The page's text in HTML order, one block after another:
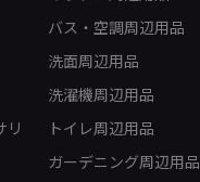
リ
バス・空調周辺用品
洗面周辺用品
洗濯機周辺用品
トイレ周辺用品
ガーデニング周辺用品